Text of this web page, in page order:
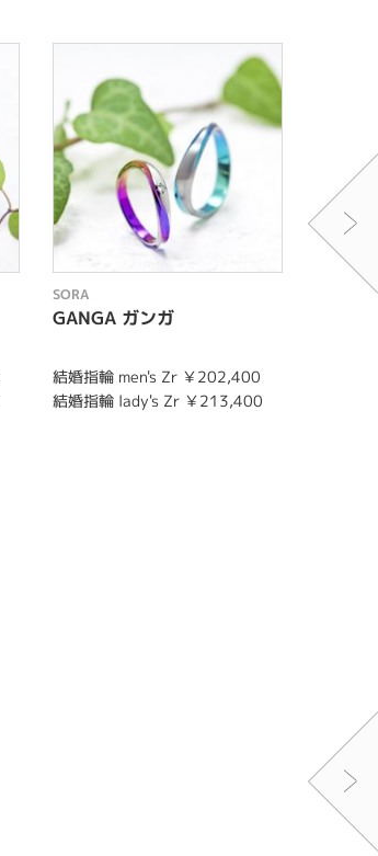
SORA
GANGA ガンガ
結婚指輪 men's Zr ￥202,400
結婚指輪 lady's Zr ￥213,400